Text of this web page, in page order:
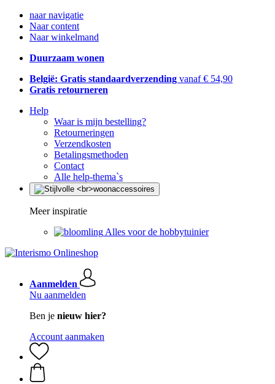
naar navigatie
Naar content
Naar winkelmand
Duurzaam wonen
België: Gratis standaardverzending vanaf € 54,90
Gratis retourneren
Help
Waar is mijn bestelling?
Retourneringen
Verzendkosten
Betalingsmethoden
Contact
Alle help-thema`s
Meer inspiratie
Alles voor de hobbytuinier
Aanmelden
Nu aanmelden
Ben je nieuw hier?
Account aanmaken